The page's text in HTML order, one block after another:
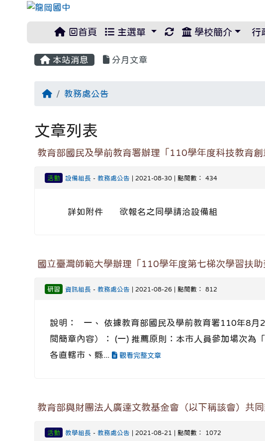
回首頁 主選單 重新取得佈景設定
學校簡介 行
本站消息 分月文章
回首頁教務處公告
文章列表
教育部國民及學前教育署辦理「110學年度科技教育
活動 設備組長 -教務處公告 | 2021-08-30 | 點閱數： 434
詳如附件 欲報名之同學請洽設備組
國立臺灣師範大學辦理「110學年度第七梯次學習扶
研習 資訊組長 -教務處公告 | 2021-08-26 | 點閱數： 812
說明： 一、 依據教育部國民及學前教育署110年8月
閱簡章內容）： (一) 推薦原則：本市人員參加場次為
各直轄市、縣...
觀看完整文章
教育部與財團法人廣達文教基金會（以下稱該會）共
活動 教學組長 -教務處公告 | 2021-08-21 | 點閱數： 1072